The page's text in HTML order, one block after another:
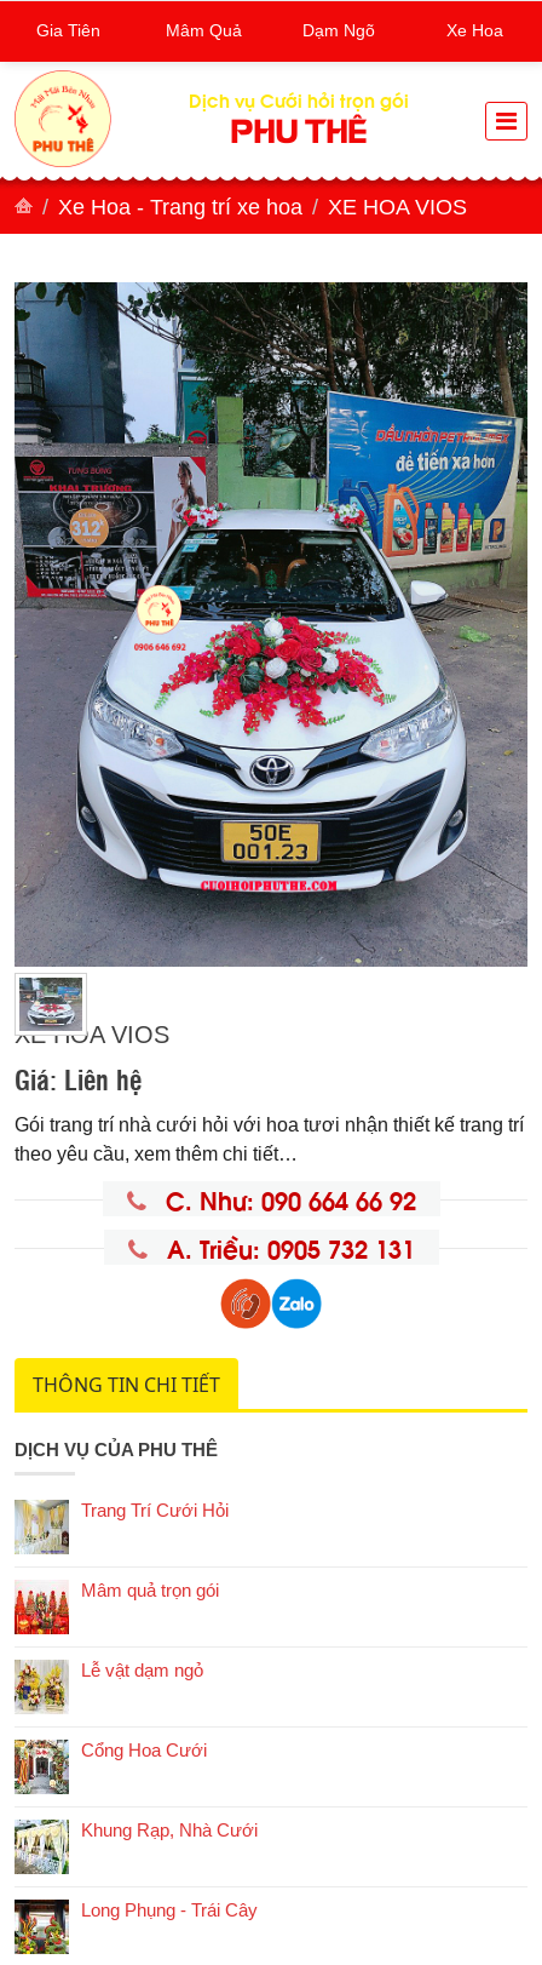
Dịch vụ Cưới hỏi trọn gói
PHU THÊ
Xe Hoa - Trang trí xe hoa XE HOA VIOS
XE HOA VIOS
Giá: Liên hệ
Gói trang trí nhà cưới hỏi với hoa tươi nhận thiết kế trang trí
theo yêu cầu, xem thêm chi tiết…
C. Như: 090 664 66 92
A. Triều: 0905 732 131
THÔNG TIN CHI TIẾT
DỊCH VỤ CỦA PHU THÊ
Trang Trí Cưới Hỏi
Mâm quả trọn gói
Lễ vật dạm ngỏ
Cổng Hoa Cưới
Khung Rạp, Nhà Cưới
Long Phụng - Trái Cây
Gia Tiên Mâm Quả Dạm Ngõ Xe Hoa